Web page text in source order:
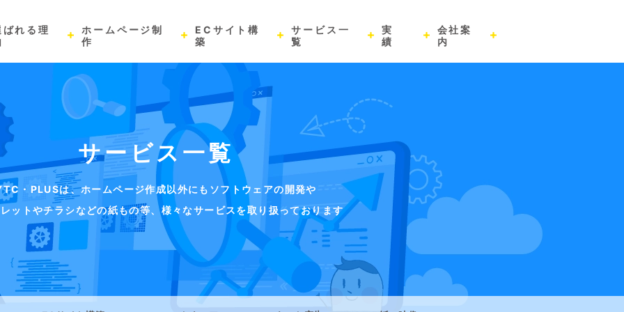
ばれる理
ホームページ制
作
ECサイト構
築
サービス一
覧
実
績
会社案
内
サービス一覧
・PLUSは、ホームページ作成以外にもソフトウェアの開発や
ットやチラシなどの紙もの等、様々なサービスを取り扱っております